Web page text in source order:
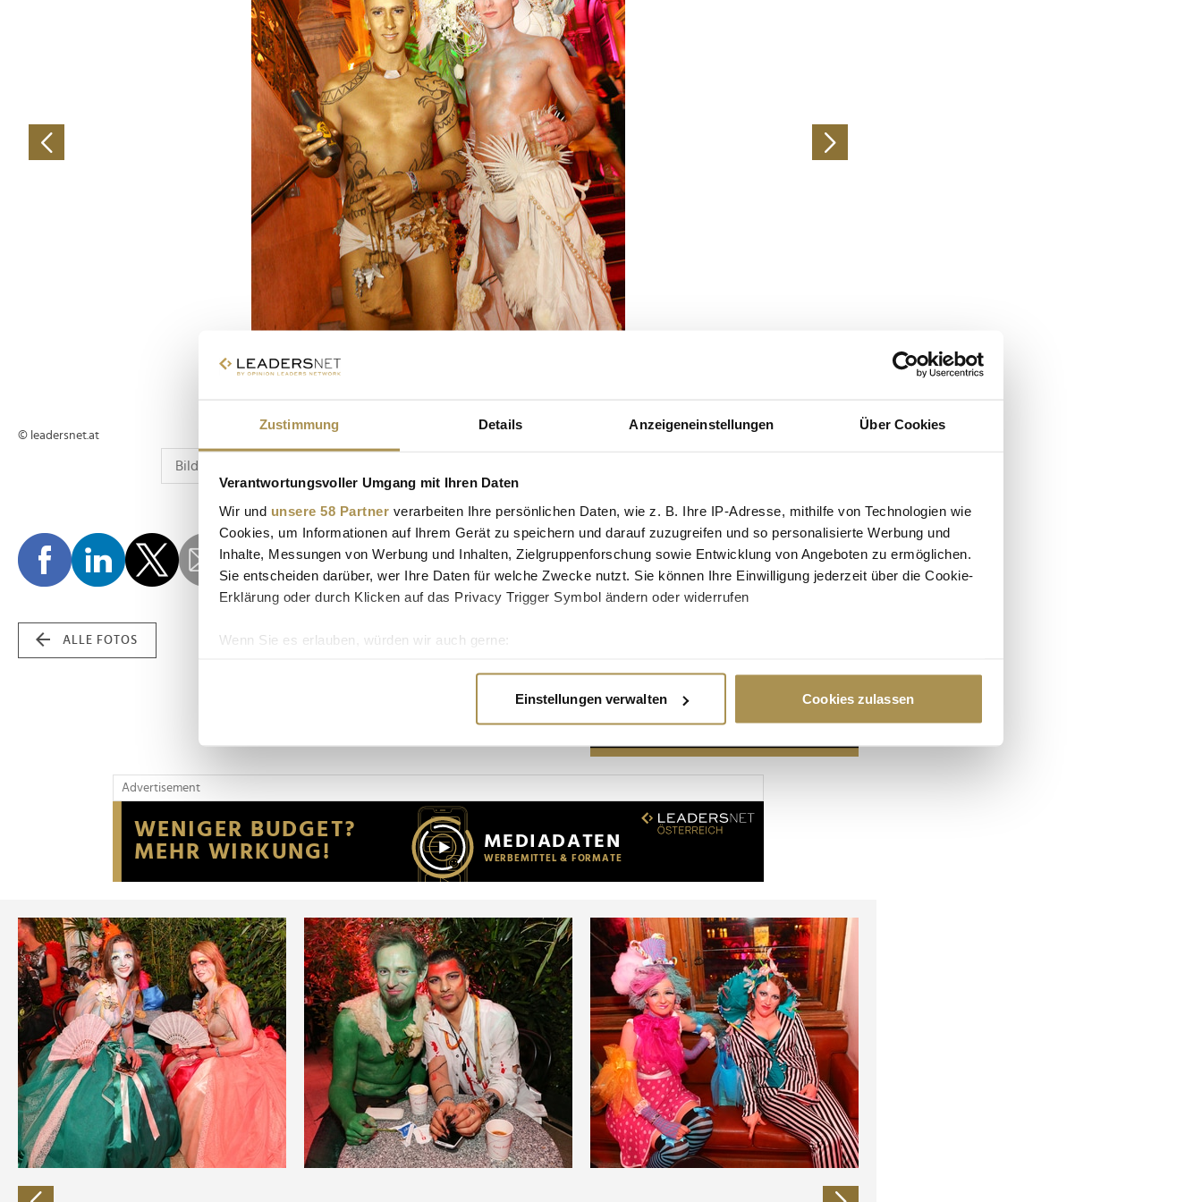
Zustimmung Details Anzeigeneinstellungen Über Cookies
Verantwortungsvoller Umgang mit Ihren Daten
Wir und unsere 58 Partner verarbeiten Ihre persönlichen Daten, wie z. B. Ihre IP-Adresse, mithilfe von Technologien wie
Cookies, um Informationen auf Ihrem Gerät zu speichern und darauf zuzugreifen und so personalisierte Werbung und
Inhalte, Messungen von Werbung und Inhalten, Zielgruppenforschung sowie Entwicklung von Angeboten zu ermöglichen.
Sie entscheiden darüber, wer Ihre Daten für welche Zwecke nutzt. Sie können Ihre Einwilligung jederzeit über die Cookie-
Erklärung oder durch Klicken auf das Privacy Trigger Symbol ändern oder widerrufen
Wenn Sie es erlauben, würden wir auch gerne:
Erfahren Sie mehr darüber, wie Ihre persönlichen Daten verarbeitet werden, und legen Sie Ihre Präferenzen im
Wir verwenden Cookies, um Inhalte und Anzeigen zu personalisieren, Funktionen für soziale Medien anbieten zu können
Website an unsere Partner für soziale Medien, Werbung und Analysen weiter. Unsere Partner führen diese Informationen
möglicherweise mit weiteren Daten zusammen, die Sie ihnen bereitgestellt haben oder die sie im Rahmen Ihrer Nutzung
der Dienste gesammelt haben.
Einstellungen verwalten Cookies zulassen
© leadersnet.at
ALLE FOTOS
Advertisement
Advertisement